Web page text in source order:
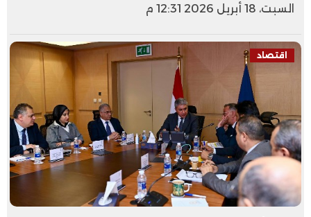
السبت، 18 أبريل 2026 12:31 م
اقتصاد